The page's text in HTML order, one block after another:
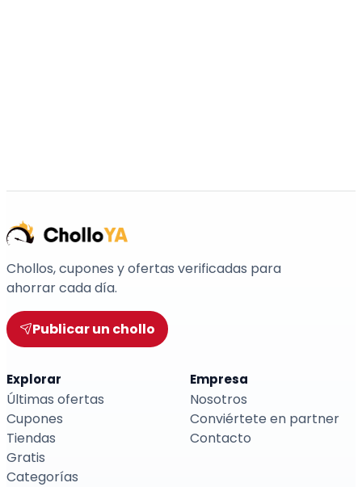
Chollos, cupones y ofertas verificadas para
ahorrar cada día.
Publicar un chollo
Explorar
Últimas ofertas
Cupones
Tiendas
Gratis
Categorías
Empresa
Nosotros
Conviértete en partner
Contacto